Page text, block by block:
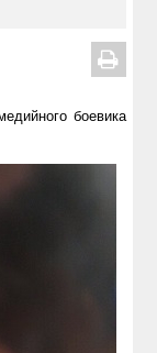
боевика